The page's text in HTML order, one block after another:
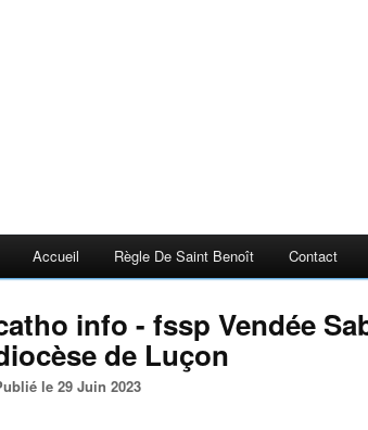
Accueil Règle De Saint Benoît Contact
info - fssp Vendée
de Luçon
Publié le 29 Juin 2023